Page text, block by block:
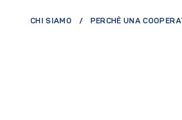
CHI SIAMO PERCHÈ UNA